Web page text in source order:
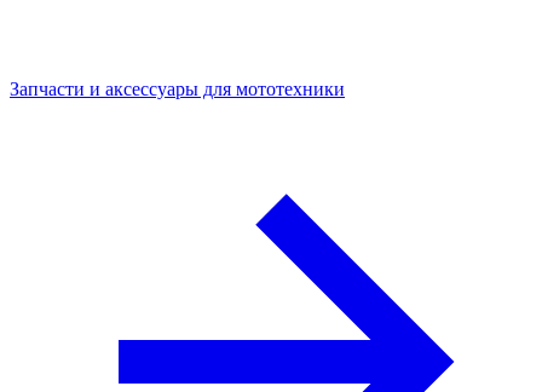
Запчасти и аксессуары для мототехники